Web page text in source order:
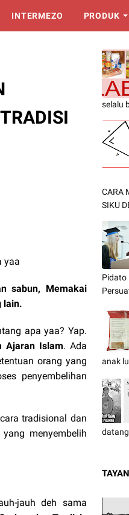
INTERMEZO PRODUK
yaa
sabun, Memakai
lain.
apa yaa? Yap.
Ajaran Islam. Ada
orang yang
penyembelihan
tradisional dan
menyembelih
jauh deh sama
selalu
CARA
SIKU
Pidato
anak